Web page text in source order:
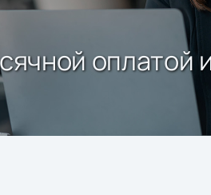
оплатой